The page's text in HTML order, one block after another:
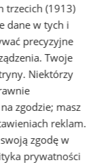
trzecich (1913)
dane w tych i
precyzyjne
Twoje
Niektórzy
zgodzie; masz
reklam.
zgodę w
prywatności